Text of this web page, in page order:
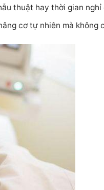
thuật hay thời gian nghỉ
cơ tự nhiên mà không